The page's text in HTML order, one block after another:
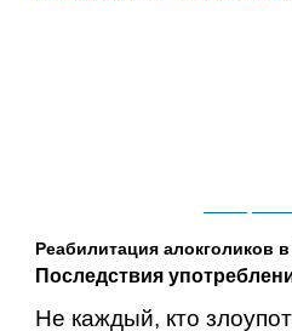
Реабилитация алокголиков
Последствия
Не каждый, кто